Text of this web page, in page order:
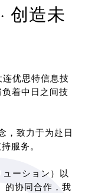
创造未
优思特信息技
着中日之间技
，致力于为赴日
服务。
ーション）以
的协同合作，我